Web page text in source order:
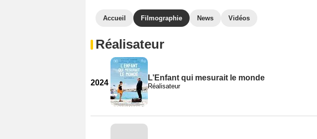
Accueil Filmographie News Vidéos
Réalisateur
2024
L’Enfant qui mesurait le monde
Réalisateur